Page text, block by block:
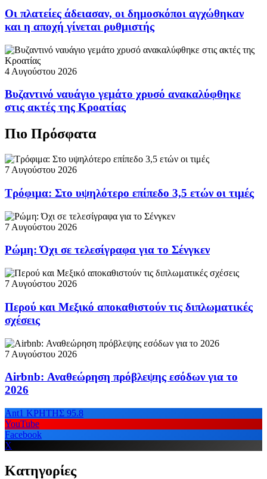
Οι πλατείες άδειασαν, οι δημοσκόποι αγχώθηκαν
και η αποχή γίνεται ρυθμιστής
4 Αυγούστου 2026
Βυζαντινό ναυάγιο γεμάτο χρυσό ανακαλύφθηκε
στις ακτές της Κροατίας
Πιο Πρόσφατα
7 Αυγούστου 2026
Τρόφιμα: Στο υψηλότερο επίπεδο 3,5 ετών οι τιμές
7 Αυγούστου 2026
Ρώμη: Όχι σε τελεσίγραφα για το Σένγκεν
7 Αυγούστου 2026
Περού και Μεξικό αποκαθιστούν τις διπλωματικές
σχέσεις
7 Αυγούστου 2026
Airbnb: Αναθεώρηση πρόβλεψης εσόδων για το
2026
Ant1 ΚΡΗΤΗΣ 95.8
YouTube
Facebook
X
Κατηγορίες